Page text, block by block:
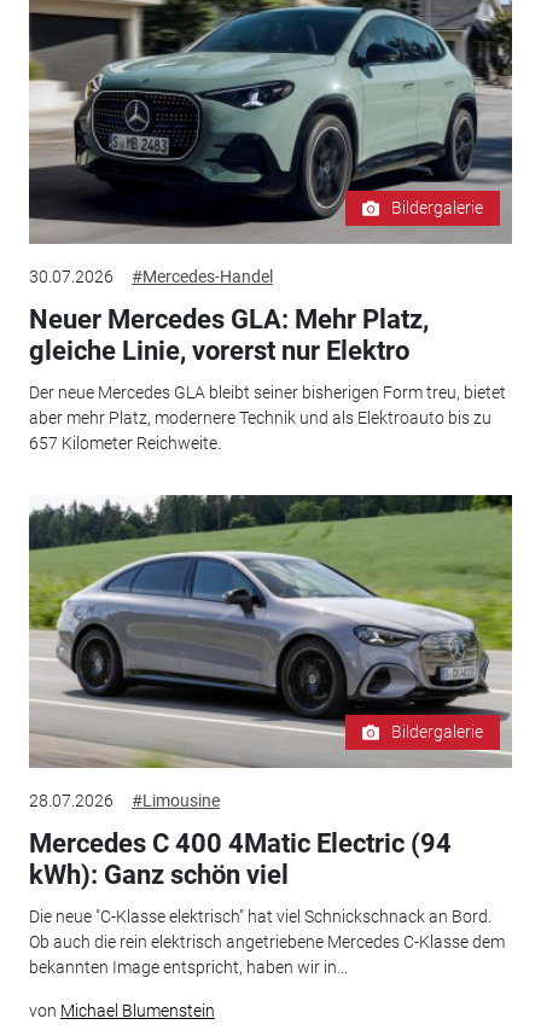
Bildergalerie
30.07.2026 #Mercedes-Handel
Neuer Mercedes GLA: Mehr Platz,
gleiche Linie, vorerst nur Elektro
Der neue Mercedes GLA bleibt seiner bisherigen Form treu, bietet
aber mehr Platz, modernere Technik und als Elektroauto bis zu
657 Kilometer Reichweite.
Bildergalerie
28.07.2026 #Limousine
Mercedes C 400 4Matic Electric (94
kWh): Ganz schön viel
Die neue "C-Klasse elektrisch" hat viel Schnickschnack an Bord.
Ob auch die rein elektrisch angetriebene Mercedes C-Klasse dem
bekannten Image entspricht, haben wir in...
von Michael Blumenstein